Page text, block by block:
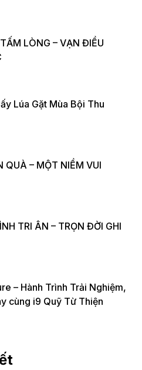
LÒNG – VẠN ĐIỀU
Lúa Gặt Mùa Bội Thu
QUÀ – MỘT NIỀM VUI
TRI ÂN – TRỌN ĐỜI GHI
– Hành Trình Trải Nghiệm,
cùng i9 Quỹ Từ Thiện